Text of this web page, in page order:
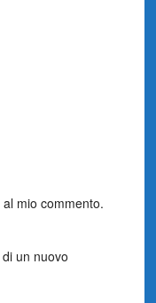
mio commento.
un nuovo